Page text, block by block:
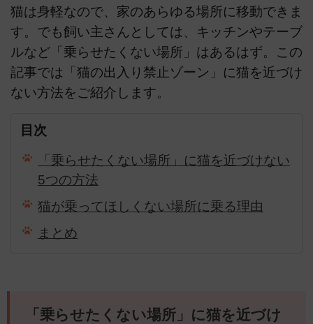
猫は身軽なので、家のあらゆる場所に移動できま
す。でも飼い主さんとしては、キッチンやテーブ
ルなど「乗らせたくない場所」はあるはず。この
記事では「猫の出入り禁止ゾーン」に猫を近づけ
ない方法をご紹介します。
目次
「乗らせたくない場所」に猫を近づけない
5つの方法
猫が乗ってほしくない場所に乗る理由
まとめ
「乗らせたくない場所」に猫を近づけ